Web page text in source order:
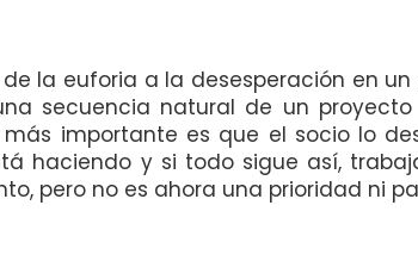
la euforia a la desesperación en un
secuencia natural de un proyecto
importante es que el socio lo
haciendo y si todo sigue así,
pero no es ahora una prioridad ni